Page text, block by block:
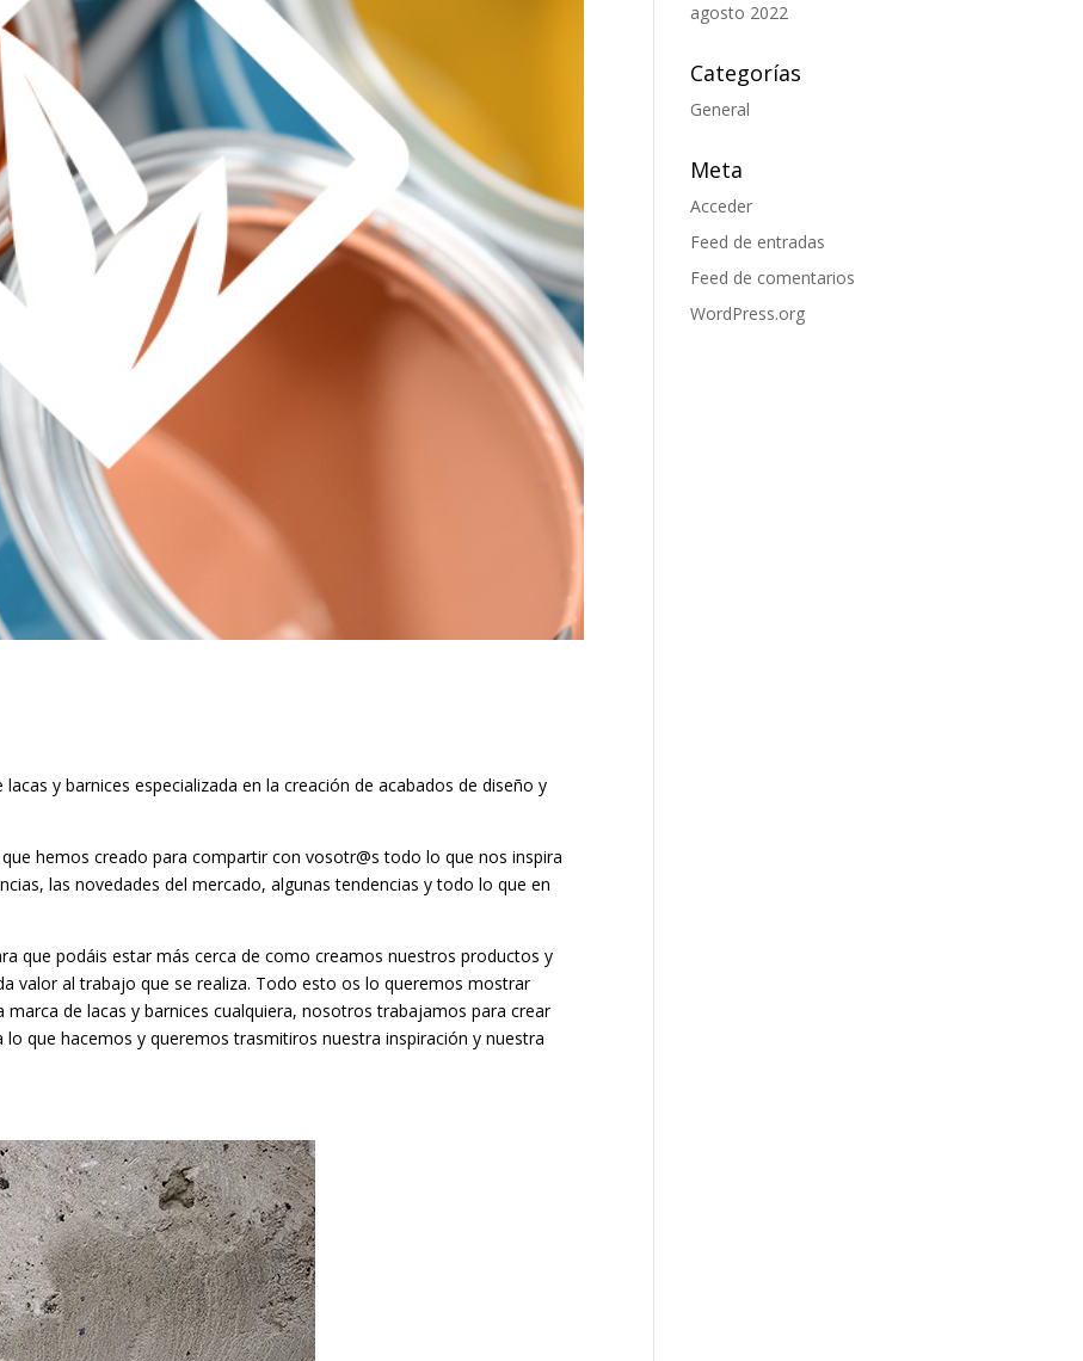
y barnices especializada en la creación de acabados de diseño y
hemos creado para compartir con vosotr@s todo lo que nos inspira
las novedades del mercado, algunas tendencias y todo lo que en
que podáis estar más cerca de como creamos nuestros productos y
valor al trabajo que se realiza. Todo esto os lo queremos mostrar
de lacas y barnices cualquiera, nosotros trabajamos para crear
que hacemos y queremos trasmitiros nuestra inspiración y nuestra
agosto 2022
Categorías
General
Meta
Acceder
Feed de entradas
Feed de comentarios
WordPress.org